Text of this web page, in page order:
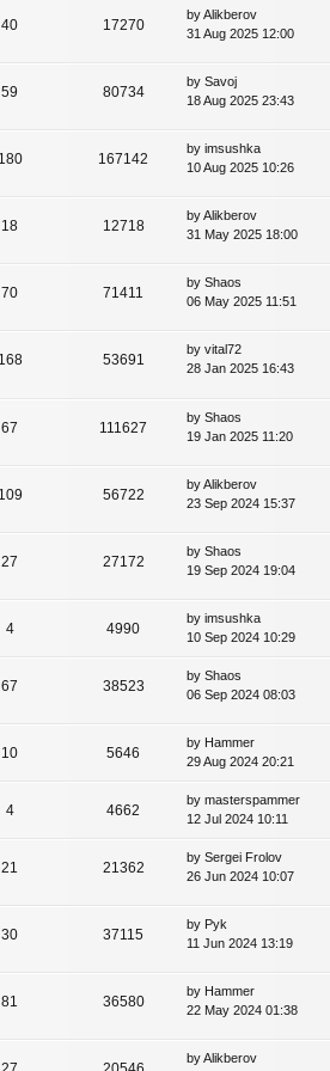
40 17270
byAlikberov
31 Aug 2025 12:00
59 80734
by Savoj
18 Aug 2025 23:43
167142
by imsushka
10 Aug 2025 10:26
18 12718
byAlikberov
31 May 2025 18:00
70 71411
by Shaos
06 May 2025 11:51
53691
by vital72
28 Jan 2025 16:43
67 111627
by Shaos
19 Jan 2025 11:20
56722
byAlikberov
23 Sep 2024 15:37
27 27172
by Shaos
19 Sep 2024 19:04
4 4990
by imsushka
10 Sep 2024 10:29
67 38523
by Shaos
06 Sep 2024 08:03
10 5646
by Hammer
29 Aug 2024 20:21
4 4662
by masterspammer
12 Jul 2024 10:11
21 21362
by Sergei Frolov
26 Jun 2024 10:07
30 37115
by Pyk
11 Jun 2024 13:19
81 36580
by Hammer
22 May 2024 01:38
byAlikberov